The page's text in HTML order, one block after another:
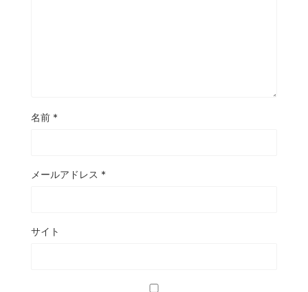
名前 *
メールアドレス *
サイト